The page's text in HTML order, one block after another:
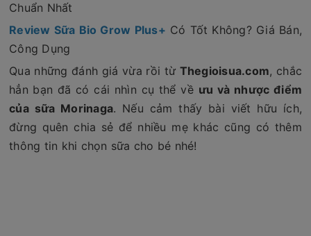
Chuẩn Nhất
Review Sữa Bio Grow Plus+ Có Tốt Không? Giá Bán,
Công Dụng
Qua những đánh giá vừa rồi từ Thegioisua.com, chắc
hẳn bạn đã có cái nhìn cụ thể về ưu và nhược điểm
của sữa Morinaga. Nếu cảm thấy bài viết hữu ích,
đừng quên chia sẻ để nhiều mẹ khác cũng có thêm
thông tin khi chọn sữa cho bé nhé!